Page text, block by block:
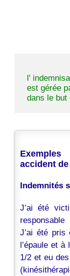
l'
est gérée
dans le but
accident
Indemnités
J’ai été
J’ai été pris
l’épaule et
1/2 et eu